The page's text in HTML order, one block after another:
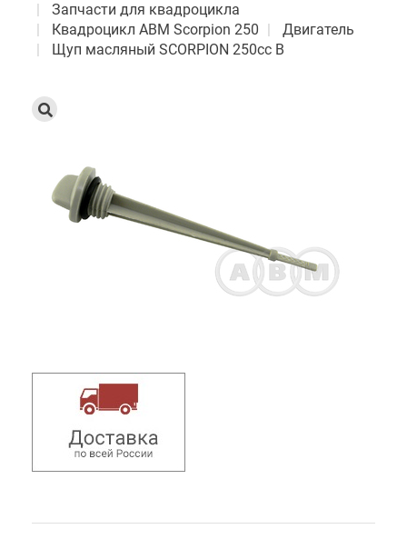
Запчасти для квадроцикла
Квадроцикл АВМ Scorpion 250
Двигатель
Щуп масляный SCORPION 250сс В